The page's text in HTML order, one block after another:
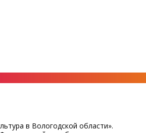
в Вологодской области».